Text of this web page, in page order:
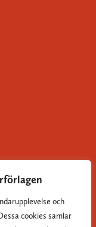
och
cookies samlar